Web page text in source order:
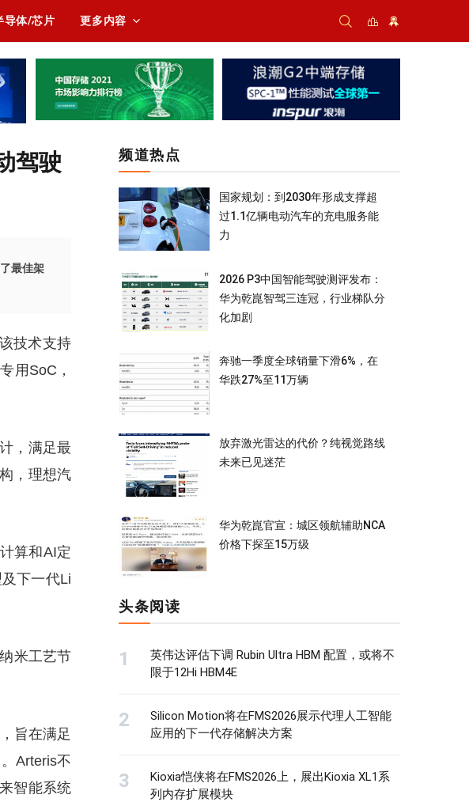
导体/芯片 更多内容
驾驶
最佳架
技术支持
用SoC，
，满足最
，理想汽
算和AI定
下一代Li
米工艺节
旨在满足
Arteris不
智能系统
频道热点
国家规划：到2030年形成支撑超
过1.1亿辆电动汽车的充电服务能
力
2026 P3中国智能驾驶测评发布：
华为乾崑智驾三连冠，行业梯队分
化加剧
奔驰一季度全球销量下滑6%，在
华跌27%至11万辆
放弃激光雷达的代价？纯视觉路线
未来已见迷茫
华为乾崑官宣：城区领航辅助NCA
价格下探至15万级
头条阅读
英伟达评估下调 Rubin Ultra HBM 配置，或将不
限于12Hi HBM4E
Silicon Motion将在FMS2026展示代理人工智能
应用的下一代存储解决方案
Kioxia恺侠将在FMS2026上，展出Kioxia XL1系
列内存扩展模块